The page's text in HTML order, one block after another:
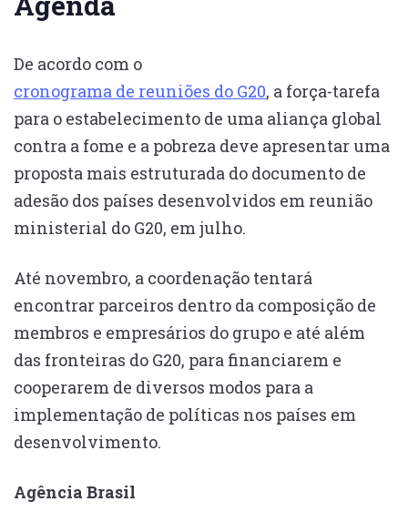
De acordo com o
cronograma de reuniões do G20, a força-tarefa
para o estabelecimento de uma aliança global
contra a fome e a pobreza deve apresentar uma
proposta mais estruturada do documento de
adesão dos países desenvolvidos em reunião
ministerial do G20, em julho.
Até novembro, a coordenação tentará
encontrar parceiros dentro da composição de
membros e empresários do grupo e até além
das fronteiras do G20, para financiarem e
cooperarem de diversos modos para a
implementação de políticas nos países em
desenvolvimento.
Agência Brasil